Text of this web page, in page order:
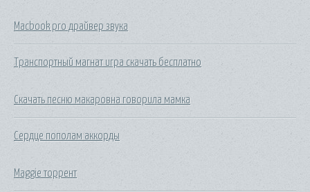
Macbook pro драйвер звука
Транспортный магнат игра скачать бесплатно
Скачать песню макаровна говорила мамка
Сердце пополам аккорды
Maggie торрент